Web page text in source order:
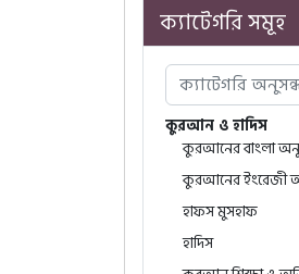
ক্যাটেগরি সমূহ
কুরআন ও হাদিস
কুরআনের বাংলা
কুরআনের ইংরেজী
হাফস মুসহাফ
হাদিস